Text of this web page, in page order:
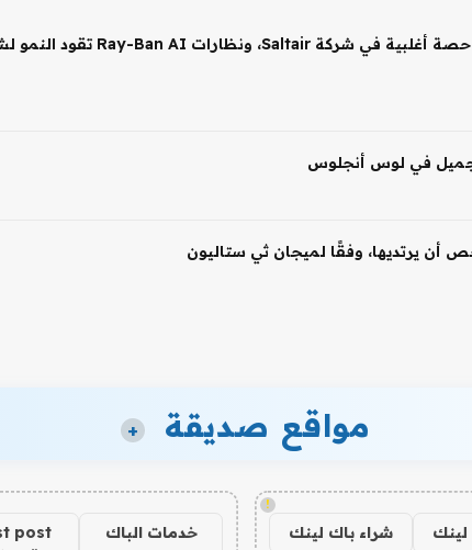
أن يرتديها، وفقًا لميجان ثي ستاليون
مواقع صديقة +
!
لينك شراء باك لينك
خدمات الباك
post